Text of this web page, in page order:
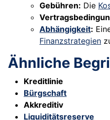
Gebühren: Die
Abhängigkeit:
Finanzstrategien
Ähnliche
Kreditlinie
Bürgschaft
Akkreditiv
Liquiditätsreserve